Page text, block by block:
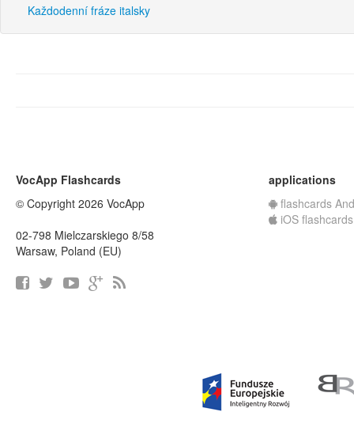
Každodenní fráze italsky
VocApp Flashcards
© Copyright 2026 VocApp
02-798 Mielczarskiego 8/58
Warsaw, Poland (EU)
applications
flashcards
iOS flashcards